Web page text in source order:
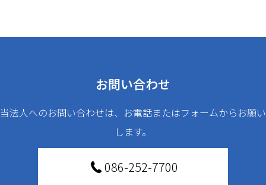
お問い合わせ
当法人へのお問い合わせは、お電話またはフォームからお願い
します。
086-252-7700